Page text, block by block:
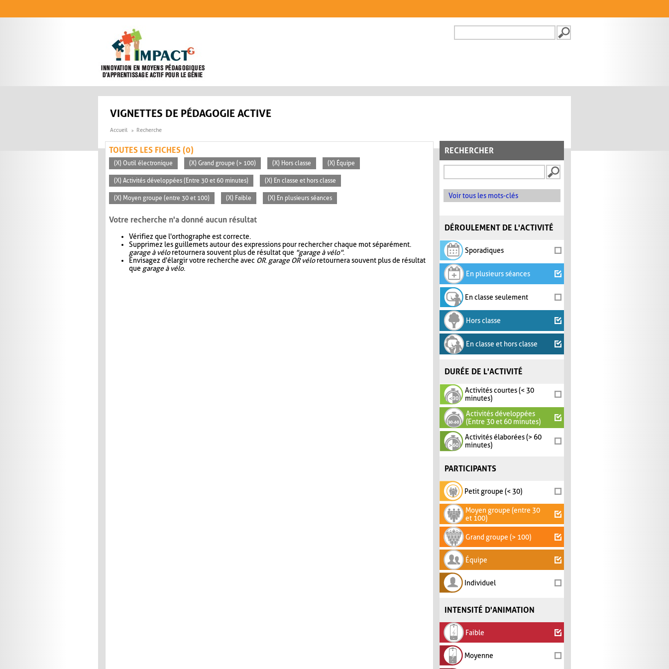
FORMULAIRE DE
VIGNETTES DE PÉDAGOGIE ACTIVE
Accueil Recherche
RECHERCHER
Voir tous les mots-clés
DÉROULEMENT DE L'ACTIVITÉ
Sporadiques
En plusieurs séances
En classe seulement
Hors classe
En classe et hors classe
DURÉE DE L'ACTIVITÉ
Activités courtes (< 30
minutes)
Activités développées
(Entre 30 et 60 minutes)
Activités élaborées (> 60
minutes)
PARTICIPANTS
Petit groupe (< 30)
Moyen groupe (entre 30
et 100)
Grand groupe (> 100)
Équipe
Individuel
INTENSITÉ D'ANIMATION
Faible
Moyenne
TOUTES LES FICHES (0)
(X) Outil électronique (X) Grand groupe (> 100) (X) Hors classe (X) Équipe
(X) Activités développées (Entre 30 et 60 minutes) (X) En classe et hors classe
(X) Moyen groupe (entre 30 et 100) (X) Faible (X) En plusieurs séances
Votre recherche n'a donné aucun résultat
Vérifiez que l'orthographe est correcte.
Supprimez les guillemets autour des expressions pour rechercher chaque mot séparément.
garage à véloretournera souvent plus de résultat que "garage à vélo".
Envisagez d'élargir votre recherche avec OR. garage OR véloretournera souvent plus de résultat
que garage à vélo.